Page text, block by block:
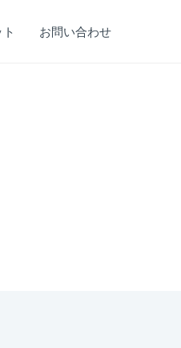
お問い合わせ